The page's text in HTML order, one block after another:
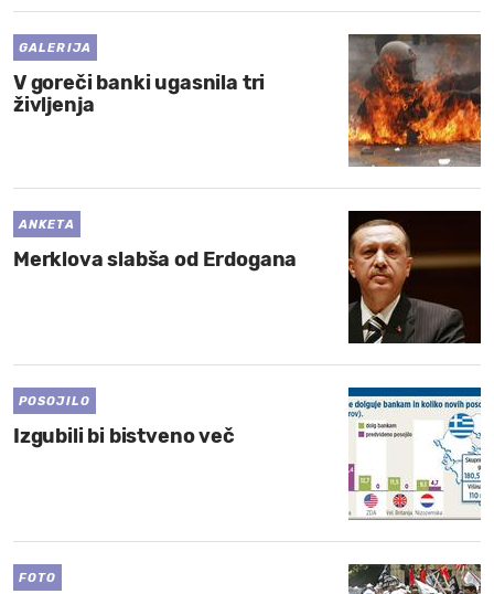
GALERIJA
V goreči banki ugasnila tri
življenja
ANKETA
Merklova slabša od Erdogana
POSOJILO
Izgubili bi bistveno več
FOTO